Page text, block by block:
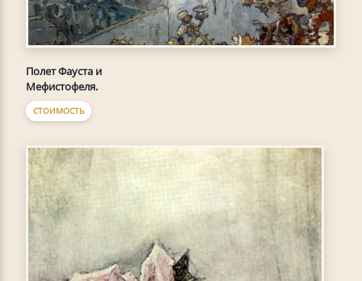
Полет Фауста и
Мефистофеля.
СТОИМОСТЬ